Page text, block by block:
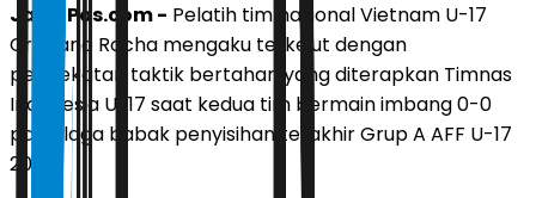
JawaPos.com - Pelatih tim nasional Vietnam U-17
Cristiano Rocha mengaku terkejut dengan
pendekatan taktik bertahan yang diterapkan Timnas
Indonesia U-17 saat kedua tim bermain imbang 0-0
pada laga babak penyisihan terakhir Grup A AFF U-17
2026.